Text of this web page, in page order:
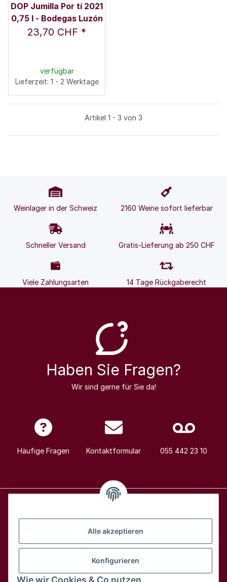
Alle akzeptieren
Konfigurieren
Wie wir Cookies & Co nutzen
DOP Jumilla Por tí 2021
0,75 l - Bodegas Luzón
23,70 CHF *
verfügbar
Lieferzeit: 1 - 2 Werktage
Artikel 1 - 3 von 3
Weinlager in der Schweiz 2160 Weine sofort lieferbar
Schneller Versand Gratis-Lieferung ab 250 CHF
Viele Zahlungsarten 14 Tage Rückgaberecht
Haben Sie Fragen?
Wir sind gerne für Sie da!
Häufige Fragen Kontaktformular 055 442 23 10